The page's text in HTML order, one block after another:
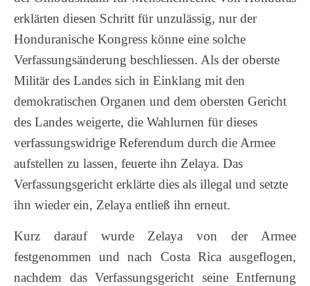
erklärten diesen Schritt für unzulässig, nur der
Honduranische Kongress könne eine solche
Verfassungsänderung beschliessen. Als der oberste
Militär des Landes sich in Einklang mit den
demokratischen Organen und dem obersten Gericht
des Landes weigerte, die Wahlurnen für dieses
verfassungswidrige Referendum durch die Armee
aufstellen zu lassen, feuerte ihn Zelaya. Das
Verfassungsgericht erklärte dies als illegal und setzte
ihn wieder ein, Zelaya entließ ihn erneut.
Kurz darauf wurde Zelaya von der Armee
festgenommen und nach Costa Rica ausgeflogen,
nachdem das Verfassungsgericht seine Entfernung